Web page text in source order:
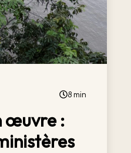
8 min
œuvre :